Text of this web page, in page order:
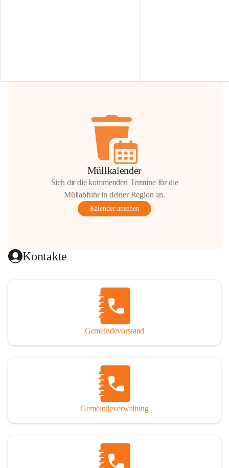
Hilfsbereitschaft!
Müllkalender
Sieh dir die kommenden Termine für die
Müllabfuhr in deiner Region an.
Kalender ansehen
Kontakte
Gemeindevorstand
Gemeindeverwaltung